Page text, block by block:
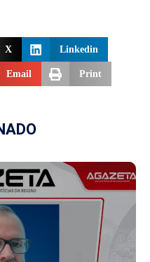
X Linkedin
Email Print